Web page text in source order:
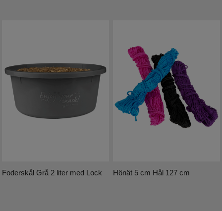
Foderskål Grå 2 liter med Lock Hönät 5 cm Hål 127 cm